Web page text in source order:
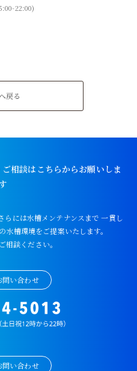
22:00)
戻る
相談はこちらからお願いしま
らには水槽メンテナンスまで 一貫し
槽環境をご提案いたします。
相談ください。
問い合わせ
問い合わせ